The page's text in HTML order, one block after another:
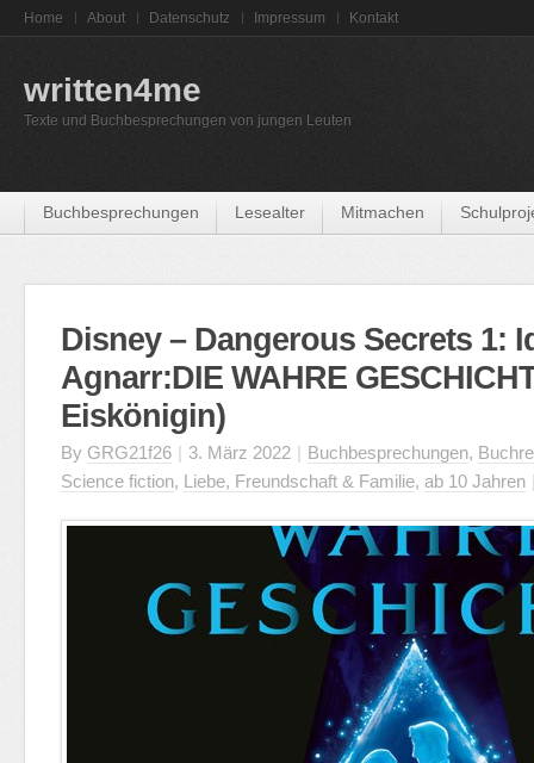
Home About Datenschutz Impressum Kontakt
written4me
Texte und Buchbesprechungen von jungen Leuten
Buchbesprechungen Lesealter Mitmachen
Disney – Dangerous Secrets 1:
Agnarr:DIE WAHRE
Eiskönigin)
By GRG21f26 | 3. März 2022 | Buchbesprechungen,
Science fiction, Liebe, Freundschaft & Familie, ab 10 Jahren